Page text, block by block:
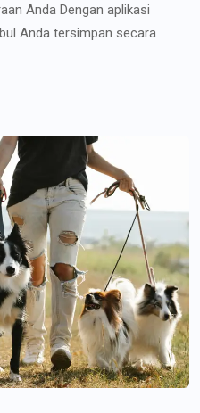
Anda Dengan aplikasi
Anda tersimpan secara